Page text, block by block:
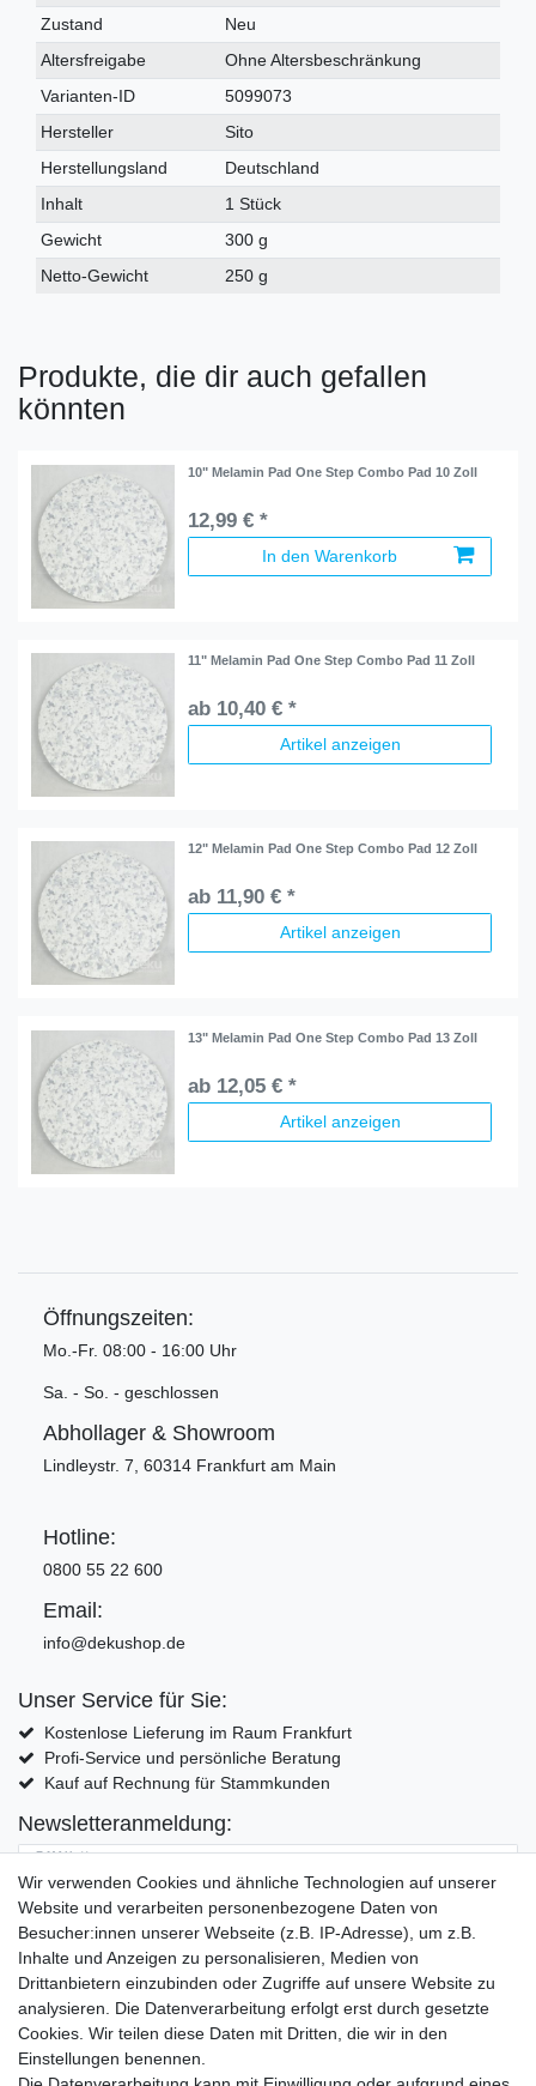
Zustand
Neu
Altersfreigabe
Ohne Altersbeschränkung
Varianten-ID
5099073
Hersteller
Sito
Herstellungsland
Deutschland
Inhalt
1 Stück
Gewicht
300 g
Netto-Gewicht
250 g
Produkte, die dir auch gefallen
könnten
10" Melamin Pad One Step Combo Pad 10 Zoll
12,99 € *
In den Warenkorb
11" Melamin Pad One Step Combo Pad 11 Zoll
ab 10,40 € *
Artikel anzeigen
12" Melamin Pad One Step Combo Pad 12 Zoll
ab 11,90 € *
Artikel anzeigen
13" Melamin Pad One Step Combo Pad 13 Zoll
ab 12,05 € *
Artikel anzeigen
Öffnungszeiten:
Mo.-Fr. 08:00 - 16:00 Uhr
Sa. - So. - geschlossen
Abhollager & Showroom
Lindleystr. 7, 60314 Frankfurt am Main
Hotline:
0800 55 22 600
Email:
info@dekushop.de
Unser Service für Sie:
Kostenlose Lieferung im Raum Frankfurt
Profi-Service und persönliche Beratung
Kauf auf Rechnung für Stammkunden
Newsletteranmeldung:
E-MAIL **
Hiermit bestätige ich, dass ich die Daten­schutz­erklärung
Einwilligung kann ich jederzeit widerrufen.**
Abonnieren
** Hierbei handelt es sich um ein Pflichtfeld.
Wir verwenden Cookies und ähnliche Technologien auf unserer
Website und verarbeiten personenbezogene Daten von
Besucher:innen unserer Webseite (z.B. IP-Adresse), um z.B.
Inhalte und Anzeigen zu personalisieren, Medien von
Drittanbietern einzubinden oder Zugriffe auf unsere Website zu
analysieren. Die Datenverarbeitung erfolgt erst durch gesetzte
Cookies. Wir teilen diese Daten mit Dritten, die wir in den
Einstellungen benennen.